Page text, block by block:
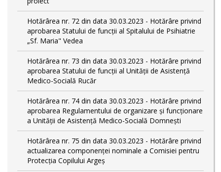
Hotărârea nr. 72 din data 30.03.2023 - Hotărâre privind
aprobarea Statului de funcţii al Spitalului de Psihiatrie
„Sf. Maria" Vedea
Hotărârea nr. 73 din data 30.03.2023 - Hotărâre privind
aprobarea Statului de funcții al Unității de Asistență
Medico-Socială Rucăr
Hotărârea nr. 74 din data 30.03.2023 - Hotărâre privind
aprobarea Regulamentului de organizare și funcționare
a Unității de Asistență Medico-Socială Domnești
Hotărârea nr. 75 din data 30.03.2023 - Hotărâre privind
actualizarea componenței nominale a Comisiei pentru
Protecția Copilului Argeș